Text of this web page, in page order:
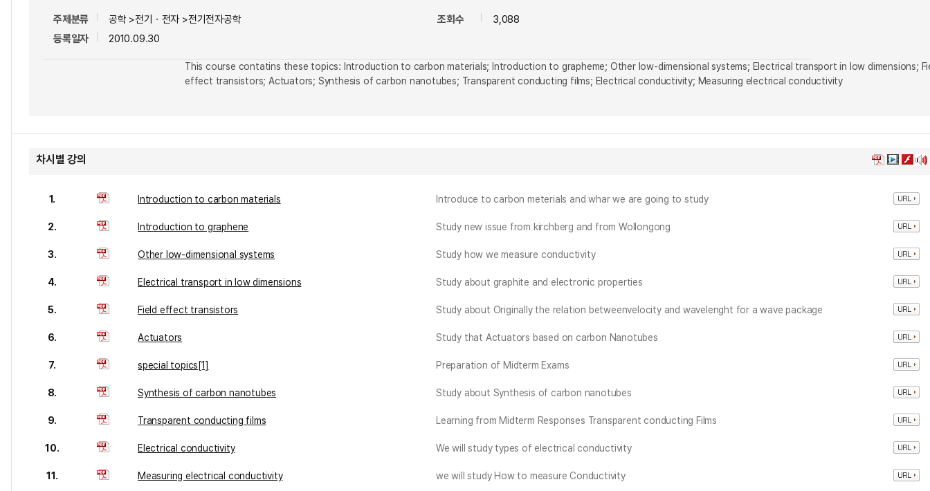
주제분류
공학 >전기ㆍ전자 >전기전자공학
등록일자
2010.09.30
조회수 3,088
This course contatins these topics: Introduction to carbon materials; Introduction to grapheme; Other low-dimensional systems; Electrical transport in low dimensions;
effect transistors; Actuators; Synthesis of carbon nanotubes; Transparent conducting films; Electrical conductivity; Measuring electrical conductivity
차시별 강의
1. Introduction to carbon materials Introduce to carbon meterials and whar we are going to study
2. Introduction to graphene Study new issue from kirchberg and from Wollongong
3. Other low-dimensional systems Study how we measure conductivity
4. Electrical transport in low dimensions Study about graphite and electronic properties
5. Field effect transistors Study about Originally the relation betweenvelocity and wavelenght for a wave package
6. Actuators Study that Actuators based on carbon Nanotubes
7. special topics[1] Preparation of Midterm Exams
8. Synthesis of carbon nanotubes Study about Synthesis of carbon nanotubes
9. Transparent conducting films Learning from Midterm Responses Transparent conducting Films
10. Electrical conductivity We will study types of electrical conductivity
11. Measuring electrical conductivity we will study How to measure Conductivity